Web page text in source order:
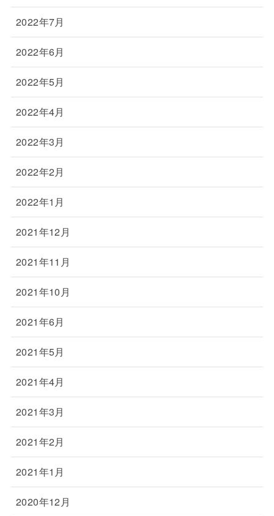
2022年7月
2022年6月
2022年5月
2022年4月
2022年3月
2022年2月
2022年1月
2021年12月
2021年11月
2021年10月
2021年6月
2021年5月
2021年4月
2021年3月
2021年2月
2021年1月
2020年12月